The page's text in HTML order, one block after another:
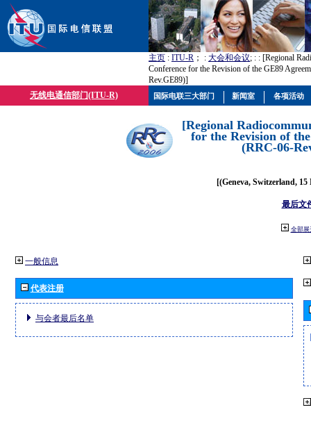
主页 : ITU-R ； : 大会和会议; : : [Regional
Conference for the Revision of the GE89
Rev.GE89)]
无线电通信部门(ITU-R)
[Regional
for the Revision of
(RRC-06-
[(Geneva, Switzerland, 15
最后文
全部展
一般信息
代表注册
与会者最后名单
国际电联三大部门 新闻室 各项活动